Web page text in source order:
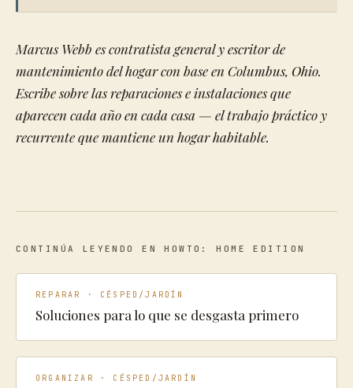
Marcus Webb es contratista general y escritor de
mantenimiento del hogar con base en Columbus, Ohio.
Escribe sobre las reparaciones e instalaciones que
aparecen cada año en cada casa — el trabajo práctico y
recurrente que mantiene un hogar habitable.
CONTINÚA LEYENDO EN HOWTO: HOME EDITION
REPARAR · CÉSPED/JARDÍN
Soluciones para lo que se desgasta primero
ORGANIZAR · CÉSPED/JARDÍN